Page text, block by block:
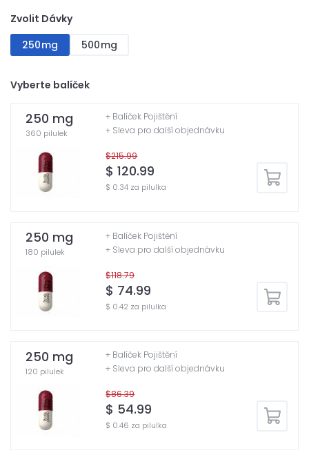
Zvolit Dávky
250mg
500mg
Vyberte balíček
250 mg
360 pilulek
$215.99
$ 120.99
$ 0.34 za pilulka
+ Balíček Pojištění
+ Sleva pro další objednávku
250 mg
180 pilulek
$118.79
$ 74.99
$ 0.42 za pilulka
+ Balíček Pojištění
+ Sleva pro další objednávku
250 mg
120 pilulek
$86.39
$ 54.99
$ 0.46 za pilulka
+ Balíček Pojištění
+ Sleva pro další objednávku